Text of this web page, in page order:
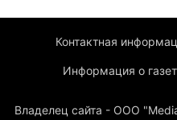
Контактная
Информация о
Владелец сайта - ООО